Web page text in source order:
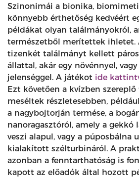
Szinonimái a bionika,
könnyebb érthetőség kedvéért
példákat olyan találmányokról,
természetből merítettek ihletet.
tizenkét találmányt kellett
állattal, akár egy növénnyel,
jelenséggel. A játékot ide
Ezt követően a kvízben
meséltek részletesebben,
a nagybojtorján termése, a
nanoragasztóról, amely a gekkó
veszi alapul, vagy a púposbálna
kialakított szélturbináról. A
azonban a fenntarthatóság is
kapott az előadók által hozott